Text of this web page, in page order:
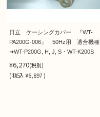
日立 ケーシングカバー 『WT-
PA200G-006』 50Hz用 適合機種
➜WT-P200G, H, J, S・WT-K200S
¥6,270(税別)
(税込¥6,897 )